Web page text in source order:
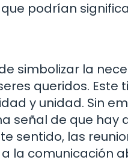
podrían
simbolizar la
queridos. Este
y unidad. Sin
señal de que hay
sentido, las
la comunicación